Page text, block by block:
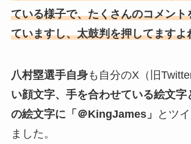
ている様子で、たくさんのコメント
ていますし、太鼓判を押してますよ
八村塁選手自身も自分のX（旧
い顔文字、手を合わせている絵文字
の絵文字に「＠KingJames」
とツ
ました。